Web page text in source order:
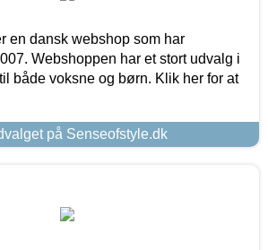
en dansk webshop som har
Webshoppen har et stort udvalg i
både voksne og børn. Klik her for at
på Senseofstyle.dk